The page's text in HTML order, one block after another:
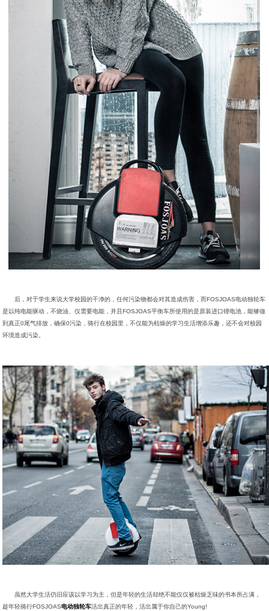
后，对于学生来说大学校园的干净的，任何污染物都会对其造成伤害，而FOSJOAS电动独轮车
是以纯电能驱动，不烧油、仅需要电能，并且FOSJOAS平衡车所使用的是原装进口锂电池，能够做
到真正0尾气排放，确保0污染，骑行在校园里，不仅能为枯燥的学习生活增添乐趣，还不会对校园
环境造成污染。
虽然大学生活仍旧应该以学习为主，但是年轻的生活却绝不能仅仅被枯燥乏味的书本所占满，
趁年轻骑行FOSJOAS电动独轮车活出真正的年轻，活出属于你自己的Young!